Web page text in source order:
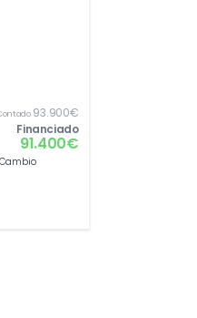
93.900€
Financiado
91.400€
Cambio